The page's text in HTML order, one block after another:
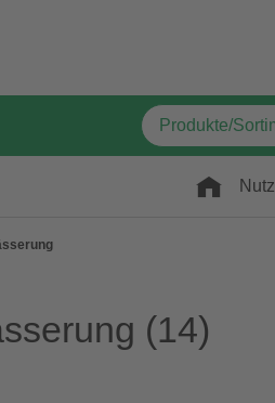
(14)